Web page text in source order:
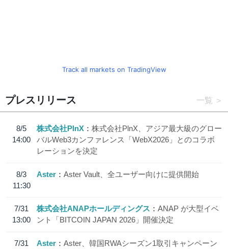
Track all markets on TradingView
プレスリリース 一覧
8/5
14:00
株式会社PlnX
株式会社PlnX、アジア最大級のグロー
バルWeb3カンファレンス「WebX2026」とのコラボ
レーションを決定
8/3
11:30
Aster Aster Vault、全ユーザー向けに提供開始
7/31
13:00
株式会社ANAPホールディングス
ANAP が大型イベ
ント「BITCOIN JAPAN 2026」開催決定
7/31
Aster
Aster、韓国RWAシーズン1取引キャンペーン